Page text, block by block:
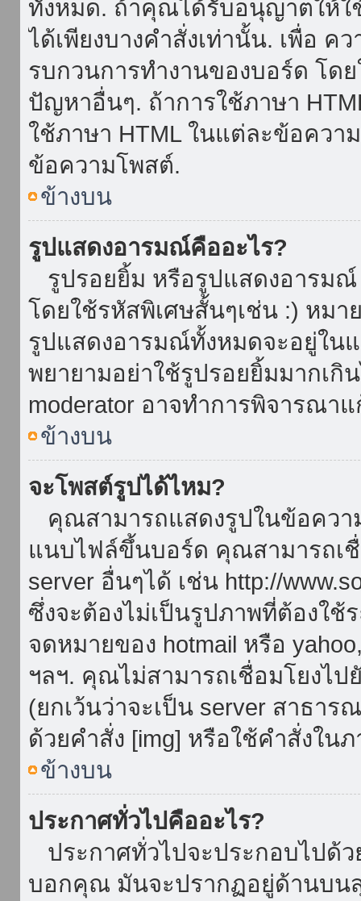
ทั้งหมด. ถ้าคุณได้รับอนุญาตให้ใ
ได้เพียงบางคำสั่งเท่านั้น. เพื่อ
รบกวนการทำงานของบอร์ด โด
ปัญหาอื่นๆ. ถ้าการใช้ภาษา
ใช้ภาษา HTML ในแต่ละข้อคว
ข้อความโพสต์.
ข้างบน
รูปแสดงอารมณ์คืออะไร?
รูปรอยยิ้ม หรือรูปแสดงอารมณ์
โดยใช้รหัสพิเศษสั้นๆเช่น :) หมา
รูปแสดงอารมณ์ทั้งหมดจะอยู่ใ
พยายามอย่าใช้รูปรอยยิ้มมากเกิ
moderator อาจทำการพิจารณา
ข้างบน
จะโพสต์รูปได้ไหม?
คุณสามารถแสดงรูปในข้อคว
แนบไฟล์ขึ้นบอร์ด คุณสามารถเชื่
server อื่นๆได้ เช่น http://
ซึ่งจะต้องไม่เป็นรูปภาพที่ต้องใ
จดหมายของ hotmail หรือ
ฯลฯ. คุณไม่สามารถเชื่อมโยงไ
(ยกเว้นว่าจะเป็น server สาธาร
ด้วยคำสั่ง [img] หรือใช้คำสั่งใ
ข้างบน
ประกาศทั่วไปคืออะไร?
ประกาศทั่วไปจะประกอบไปด้
บอกคุณ มันจะปรากฏอยู่ด้านบน